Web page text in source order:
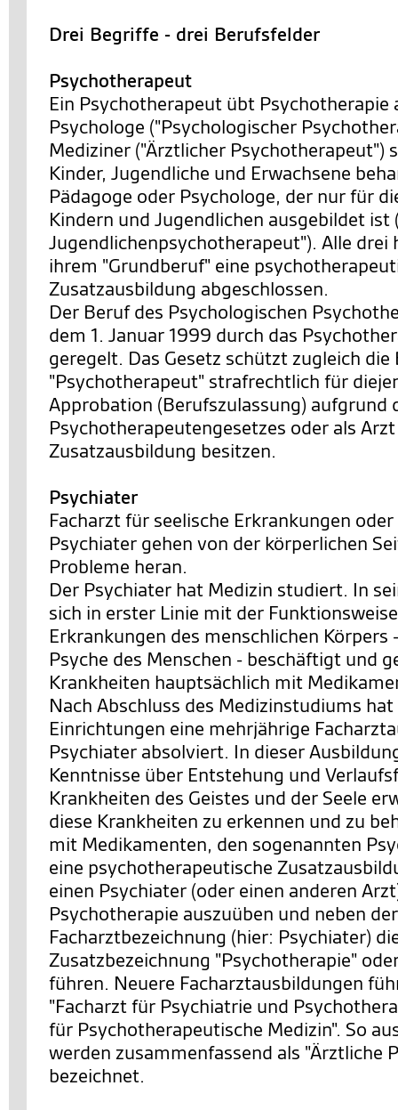
Drei Begriffe - drei Berufsfelder
Psychotherapeut
Ein Psychotherapeut übt Psychotherapie
Psychologe ("Psychologischer
Mediziner ("Ärztlicher Psychotherapeut")
Kinder, Jugendliche und Erwachsene
Pädagoge oder Psychologe, der nur für
Kindern und Jugendlichen ausgebildet ist
Jugendlichenpsychotherapeut"). Alle drei
ihrem "Grundberuf" eine
Zusatzausbildung abgeschlossen.
Der Beruf des Psychologischen
dem 1. Januar 1999 durch das
geregelt. Das Gesetz schützt zugleich
"Psychotherapeut" strafrechtlich für
Approbation (Berufszulassung) aufgrund
Psychotherapeutengesetzes oder als
Zusatzausbildung besitzen.
Psychiater
Facharzt für seelische Erkrankungen
Psychiater gehen von der körperlichen
Probleme heran.
Der Psychiater hat Medizin studiert. In
sich in erster Linie mit der
Erkrankungen des menschlichen Körpers
Psyche des Menschen - beschäftigt und
Krankheiten hauptsächlich mit
Nach Abschluss des Medizinstudiums
Einrichtungen eine mehrjährige
Psychiater absolviert. In dieser
Kenntnisse über Entstehung und
Krankheiten des Geistes und der Seele
diese Krankheiten zu erkennen und zu
mit Medikamenten, den sogenannten
eine psychotherapeutische
einen Psychiater (oder einen anderen
Psychotherapie auszuüben und neben der
Facharztbezeichnung (hier: Psychiater)
Zusatzbezeichnung "Psychotherapie"
führen. Neuere Facharztausbildungen
"Facharzt für Psychiatrie und
für Psychotherapeutische Medizin". So
werden zusammenfassend als "Ärztliche
bezeichnet.